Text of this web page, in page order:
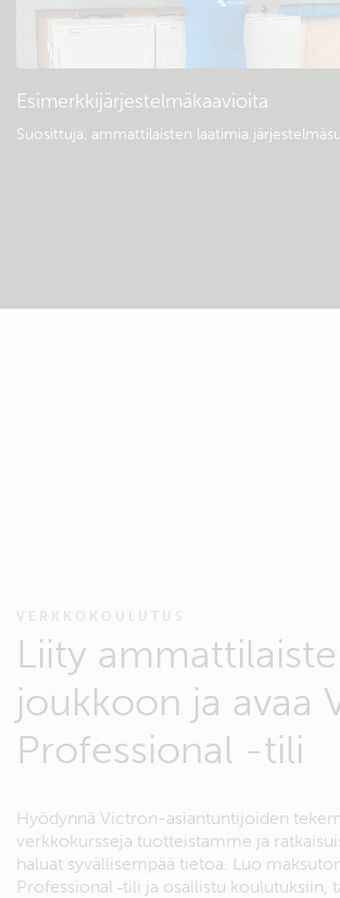
Esimerkkijärjestelmäkaavioita
Suosittuja, ammattilaisten laatimia
VERKKOKOULUTUS
Liity
joukkoon ja avaa
Professional -tili
Hyödynnä Victron-asiantuntijoiden
verkkokursseja tuotteistamme ja
haluat syvällisempää tietoa. Luo
Professional ‑tili ja osallistu koulutuksiin,